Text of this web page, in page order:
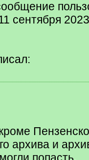
сентября
архива и